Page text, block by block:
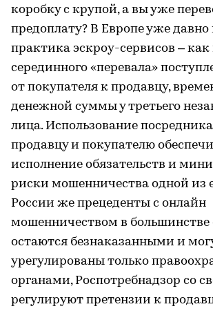
коробку с крупой, а вы уже
предоплату? В Европе уже давно
практика эскроу-сервисов – как
серединного «перевала»
от покупателя к продавцу,
денежной суммы у третьего
лица. Использование
продавцу и покупателю
исполнение обязательств и
риски мошенничества одной из
России же прецеденты с онлайн
мошенничеством в большинстве
остаются безнаказанными и
урегулированы только
органами, Роспотребнадзор со
регулируют претензии к